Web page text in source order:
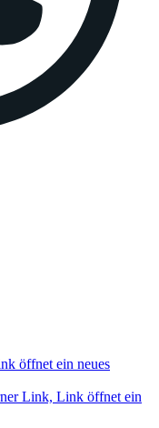
öffnet ein neues
Link, Link öffnet ein